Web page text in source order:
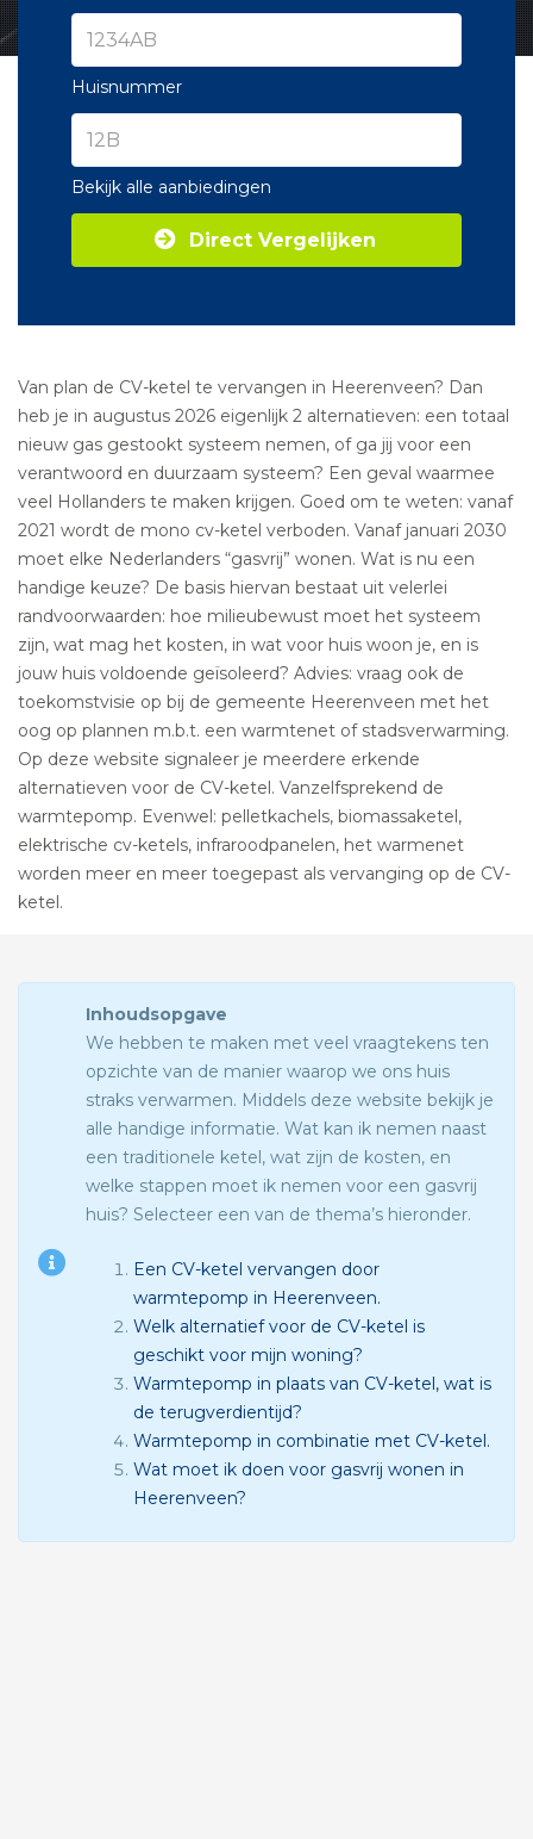
Huisnummer
Bekijk alle aanbiedingen
Direct Vergelijken
Van plan de CV-ketel te vervangen in Heerenveen? Dan
heb je in augustus 2026 eigenlijk 2 alternatieven: een totaal
nieuw gas gestookt systeem nemen, of ga jij voor een
verantwoord en duurzaam systeem? Een geval waarmee
veel Hollanders te maken krijgen. Goed om te weten: vanaf
2021 wordt de mono cv-ketel verboden. Vanaf januari 2030
moet elke Nederlanders “gasvrij” wonen. Wat is nu een
handige keuze? De basis hiervan bestaat uit velerlei
randvoorwaarden: hoe milieubewust moet het systeem
zijn, wat mag het kosten, in wat voor huis woon je, en is
jouw huis voldoende geïsoleerd? Advies: vraag ook de
toekomstvisie op bij de gemeente Heerenveen met het
oog op plannen m.b.t. een warmtenet of stadsverwarming.
Op deze website signaleer je meerdere erkende
alternatieven voor de CV-ketel. Vanzelfsprekend de
warmtepomp. Evenwel: pelletkachels, biomassaketel,
elektrische cv-ketels, infraroodpanelen, het warmenet
worden meer en meer toegepast als vervanging op de CV-
ketel.
Inhoudsopgave
We hebben te maken met veel vraagtekens ten
opzichte van de manier waarop we ons huis
straks verwarmen. Middels deze website bekijk je
alle handige informatie. Wat kan ik nemen naast
een traditionele ketel, wat zijn de kosten, en
welke stappen moet ik nemen voor een gasvrij
huis? Selecteer een van de thema’s hieronder.
Een CV-ketel vervangen door
warmtepomp in Heerenveen.
Welk alternatief voor de CV-ketel is
geschikt voor mijn woning?
Warmtepomp in plaats van CV-ketel, wat is
de terugverdientijd?
Warmtepomp in combinatie met CV-ketel.
Wat moet ik doen voor gasvrij wonen in
Heerenveen?